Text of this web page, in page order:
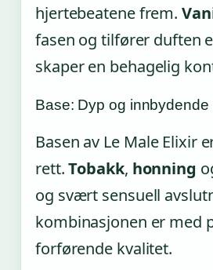
hjertebeatene frem.
fasen og tilfører duften
skaper en behagelig
Base: Dyp og innbydende
Basen av Le Male Elixir
rett.Tobakk, honning
og svært sensuell
kombinasjonen er med
forførende kvalitet.